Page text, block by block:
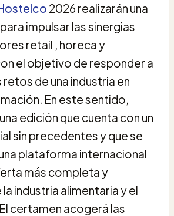
2026 realizarán una
impulsar las sinergias
retail , horeca y
el objetivo de responder a
de una industria en
En este sentido,
edición que cuenta con un
sin precedentes y que se
plataforma internacional
más completa y
industria alimentaria y el
certamen acogerá las